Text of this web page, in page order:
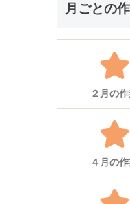
月ごとの
２月の
４月の